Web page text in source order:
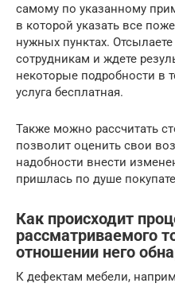
самому по указанному
в которой указать все
нужных пунктах.
сотрудникам и ждете
некоторые подробности в
услуга бесплатная.
Также можно рассчитать
позволит оценить свои
надобности внести
пришлась по душе
Как происходит
рассматриваемого
отношении него
К дефектам мебели,